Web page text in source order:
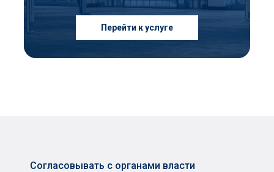
Перейти к услуге
Согласовывать с органами власти